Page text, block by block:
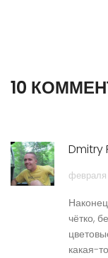
10
Dmitry
февраля
чётко,
какая-